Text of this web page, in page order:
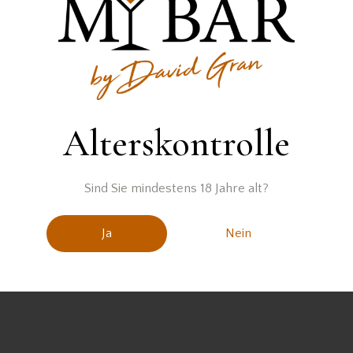
Alterskontrolle
Sind Sie mindestens 18 Jahre alt?
Ja Nein
keine Produkte gefunden, die deiner Auswahl